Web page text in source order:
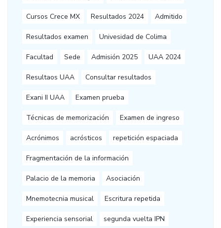
Cursos Crece MX Resultados 2024 Admitido
Resultados examen Univesidad de Colima
Facultad Sede Admisión 2025 UAA 2024
Resultaos UAA Consultar resultados
Exani II UAA Examen prueba
Técnicas de memorización Examen de ingreso
Acrónimos acrósticos repetición espaciada
Fragmentación de la información
Palacio de la memoria Asociación
Mnemotecnia musical Escritura repetida
Experiencia sensorial segunda vuelta IPN